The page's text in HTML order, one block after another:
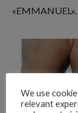
«EMMANUEL».
We use
relevant